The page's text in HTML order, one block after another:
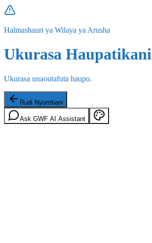
Halmashauri ya Wilaya ya Arusha
Ukurasa Haupatikani
Ukurasa unaoutafuta haupo.
Rudi Nyumbani
Ask GWF AI Assistant